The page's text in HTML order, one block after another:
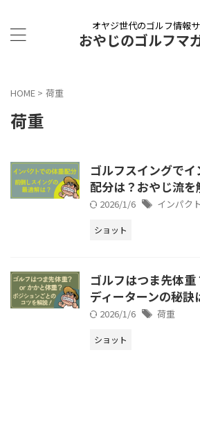
オヤジ世代のゴルフ情報
おやじのゴルフマ
HOME > 荷重
荷重
ゴルフスイングで
配分は？おやじ流を
2026/1/6 インパクト
ショット
ゴルフはつま先体
ディーターンの秘訣
2026/1/6 荷重
ショット